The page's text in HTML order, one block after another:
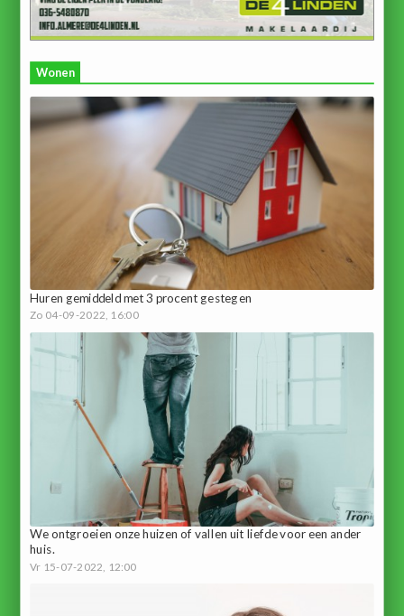
Wonen
Huren gemiddeld met 3 procent gestegen
Zo 04-09-2022, 16:00
We ontgroeien onze huizen of vallen uit liefde voor een ander
huis.
Vr 15-07-2022, 12:00